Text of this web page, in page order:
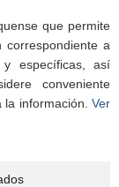
que permite
a
y específicas, así
conveniente
información. Ver